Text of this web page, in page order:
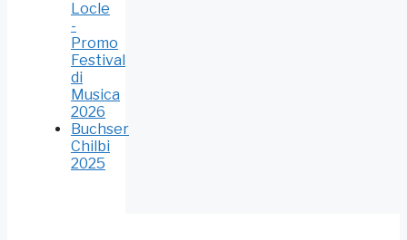
Locle
-
Promo
Festival
di
Musica
2026
Buchser
Chilbi
2025